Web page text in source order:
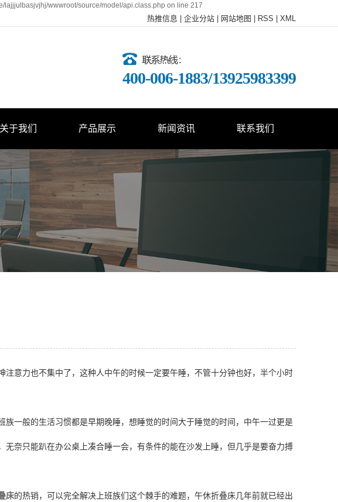
wwwroot/source/model/api.class.php on line 217
热推信息 企业分站 网站地图 RSS XML
400-006-1883/13925983399
关于我们 产品展示 新闻资讯 联系我们
意力也不集中了，这种人中午的时候一定要午睡，不管十分钟也好，半个小时
一般的生活习惯都是早期晚睡，想睡觉的时间大于睡觉的时间，中午一过更是
奈只能趴在办公桌上凑合睡一会，有条件的能在沙发上睡，但几乎是要奋力搏
床的热销，可以完全解决上班族们这个棘手的难题，午休折叠床几年前就已经出